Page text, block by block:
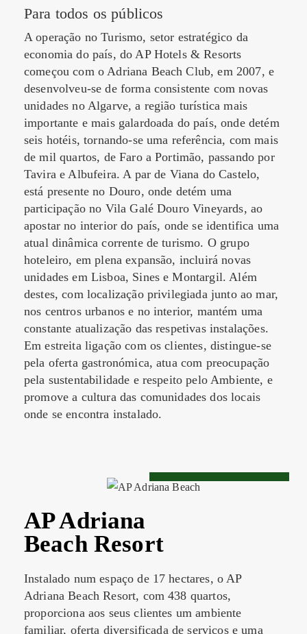
Para todos os públicos
A operação no Turismo, setor estratégico da
economia do país, do AP Hotels & Resorts
começou com o Adriana Beach Club, em 2007, e
desenvolveu-se de forma consistente com novas
unidades no Algarve, a região turística mais
importante e mais galardoada do país, onde detém
seis hotéis, tornando-se uma referência, com mais
de mil quartos, de Faro a Portimão, passando por
Tavira e Albufeira. A par de Viana do Castelo,
está presente no Douro, onde detém uma
participação no Vila Galé Douro Vineyards, ao
apostar no interior do país, onde se identifica uma
atual dinâmica corrente de turismo. O grupo
hoteleiro, em plena expansão, incluirá novas
unidades em Lisboa, Sines e Montargil. Além
destes, com localização privilegiada junto ao mar,
nos centros urbanos e no interior, mantém uma
constante atualização das respetivas instalações.
Em estreita ligação com os clientes, distingue-se
pela oferta gastronómica, atua com preocupação
pela sustentabilidade e respeito pelo Ambiente, e
promove a cultura das comunidades dos locais
onde se encontra instalado.
AP Adriana
Beach Resort
Instalado num espaço de 17 hectares, o AP
Adriana Beach Resort, com 438 quartos,
proporciona aos seus clientes um ambiente
familiar, oferta diversificada de serviços e uma